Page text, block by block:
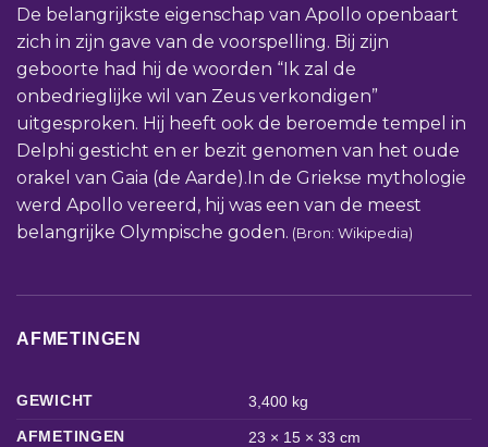
De belangrijkste eigenschap van Apollo openbaart
zich in zijn gave van de voorspelling. Bij zijn
geboorte had hij de woorden “Ik zal de
onbedrieglijke wil van Zeus verkondigen”
uitgesproken. Hij heeft ook de beroemde tempel in
Delphi gesticht en er bezit genomen van het oude
orakel van Gaia (de Aarde).In de Griekse mythologie
werd Apollo vereerd, hij was een van de meest
belangrijke Olympische goden. (Bron: Wikipedia)
AFMETINGEN
GEWICHT
3,400 kg
AFMETINGEN
23 × 15 × 33 cm